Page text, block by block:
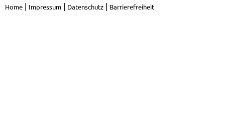
Home | Impressum | Datenschutz | Barrierefreiheit